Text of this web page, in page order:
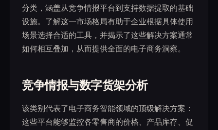
分类，涵盖从竞争情报平台到支持数据提取的基础
设施。了解这一市场格局有助于企业根据具体使用
场景选择合适的工具，并揭示了这些解决方案通常
如何相互叠加，从而提供全面的电子商务洞察。
竞争情报与数字货架分析
该类别代表了电子商务智能领域的顶级解决方案：
这些平台能够监控各零售商的价格、产品库存、促